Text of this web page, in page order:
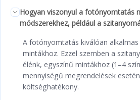
Hogyan viszonyul a fotónyomtatás
módszerekhez, például a
A fotónyomtatás kiválóan
mintákhoz. Ezzel szemben a
élénk, egyszínű mintákhoz (1–4
mennyiségű megrendelések
költséghatékony.